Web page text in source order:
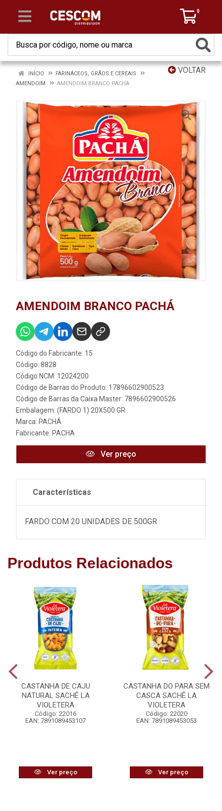
0
VOLTAR
INÍCIO
FARINÁCEOS, GRÃOS E CEREAIS
AMENDOIM
AMENDOIM BRANCO PACHA
AMENDOIM BRANCO PACHÁ
Código do Fabricante: 15
Código: 8828
Código NCM: 12024200
Código de Barras do Produto: 17896602900523
Código de Barras da Caixa Master: 7896602900526
Embalagem: (FARDO 1) 20X500 GR
Marca: PACHÁ
Fabricante: PACHA
Ver preço
Características
FARDO COM 20 UNIDADES DE 500GR
Produtos Relacionados
CASTANHA DE CAJU
NATURAL SACHÊ LA
VIOLETERA
Código: 22016
EAN: 7891089453107
Ver preço
CASTANHA DO PARA SEM
CASCA SACHÊ LA
VIOLETERA
Código: 22020
EAN: 7891089453053
Ver preço